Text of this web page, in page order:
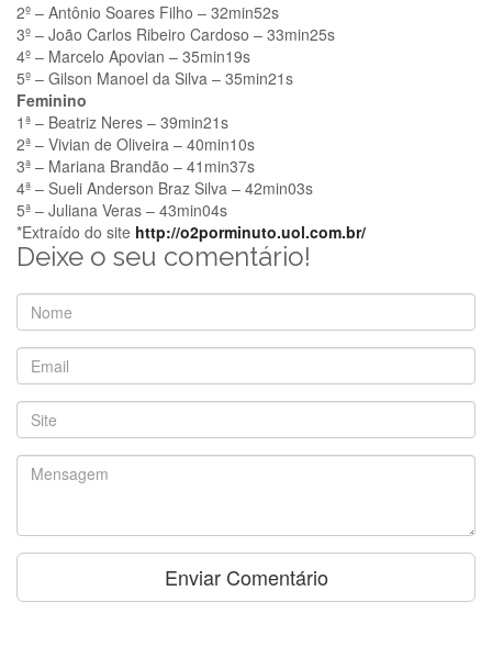
2º – Antônio Soares Filho – 32min52s
3º – João Carlos Ribeiro Cardoso – 33min25s
4º – Marcelo Apovian – 35min19s
5º – Gilson Manoel da Silva – 35min21s
Feminino
1ª – Beatriz Neres – 39min21s
2ª – Vivian de Oliveira – 40min10s
3ª – Mariana Brandão – 41min37s
4ª – Sueli Anderson Braz Silva – 42min03s
5ª – Juliana Veras – 43min04s
*Extraído do site http://o2porminuto.uol.com.br/
Deixe o seu comentário!